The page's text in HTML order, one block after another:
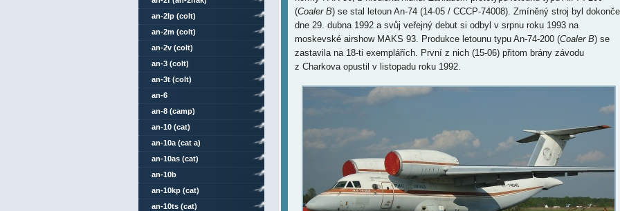
(Coaler B) se stal letoun An-74 (14-05 / CCCP-74008). Zmíněný stroj byl
dne 29. dubna 1992 a svůj veřejný debut si odbyl v srpnu roku 1993 na
moskevské airshow MAKS 93. Produkce letounu typu An-74-200 (Coaler B) se
zastavila na 18-ti exemplářích. První z nich (15-06) přitom brány závodu
z Charkova opustil v listopadu roku 1992.
an-2lp (colt)
an-2m (colt)
an-2v (colt)
an-3 (colt)
an-3t (colt)
an-6
an-8 (camp)
an-10 (cat)
an-10a (cat a)
an-10as (cat)
an-10b
an-10kp (cat)
an-10ts (cat)